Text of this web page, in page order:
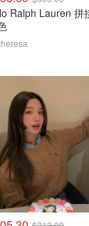
Ralph Lauren 拼